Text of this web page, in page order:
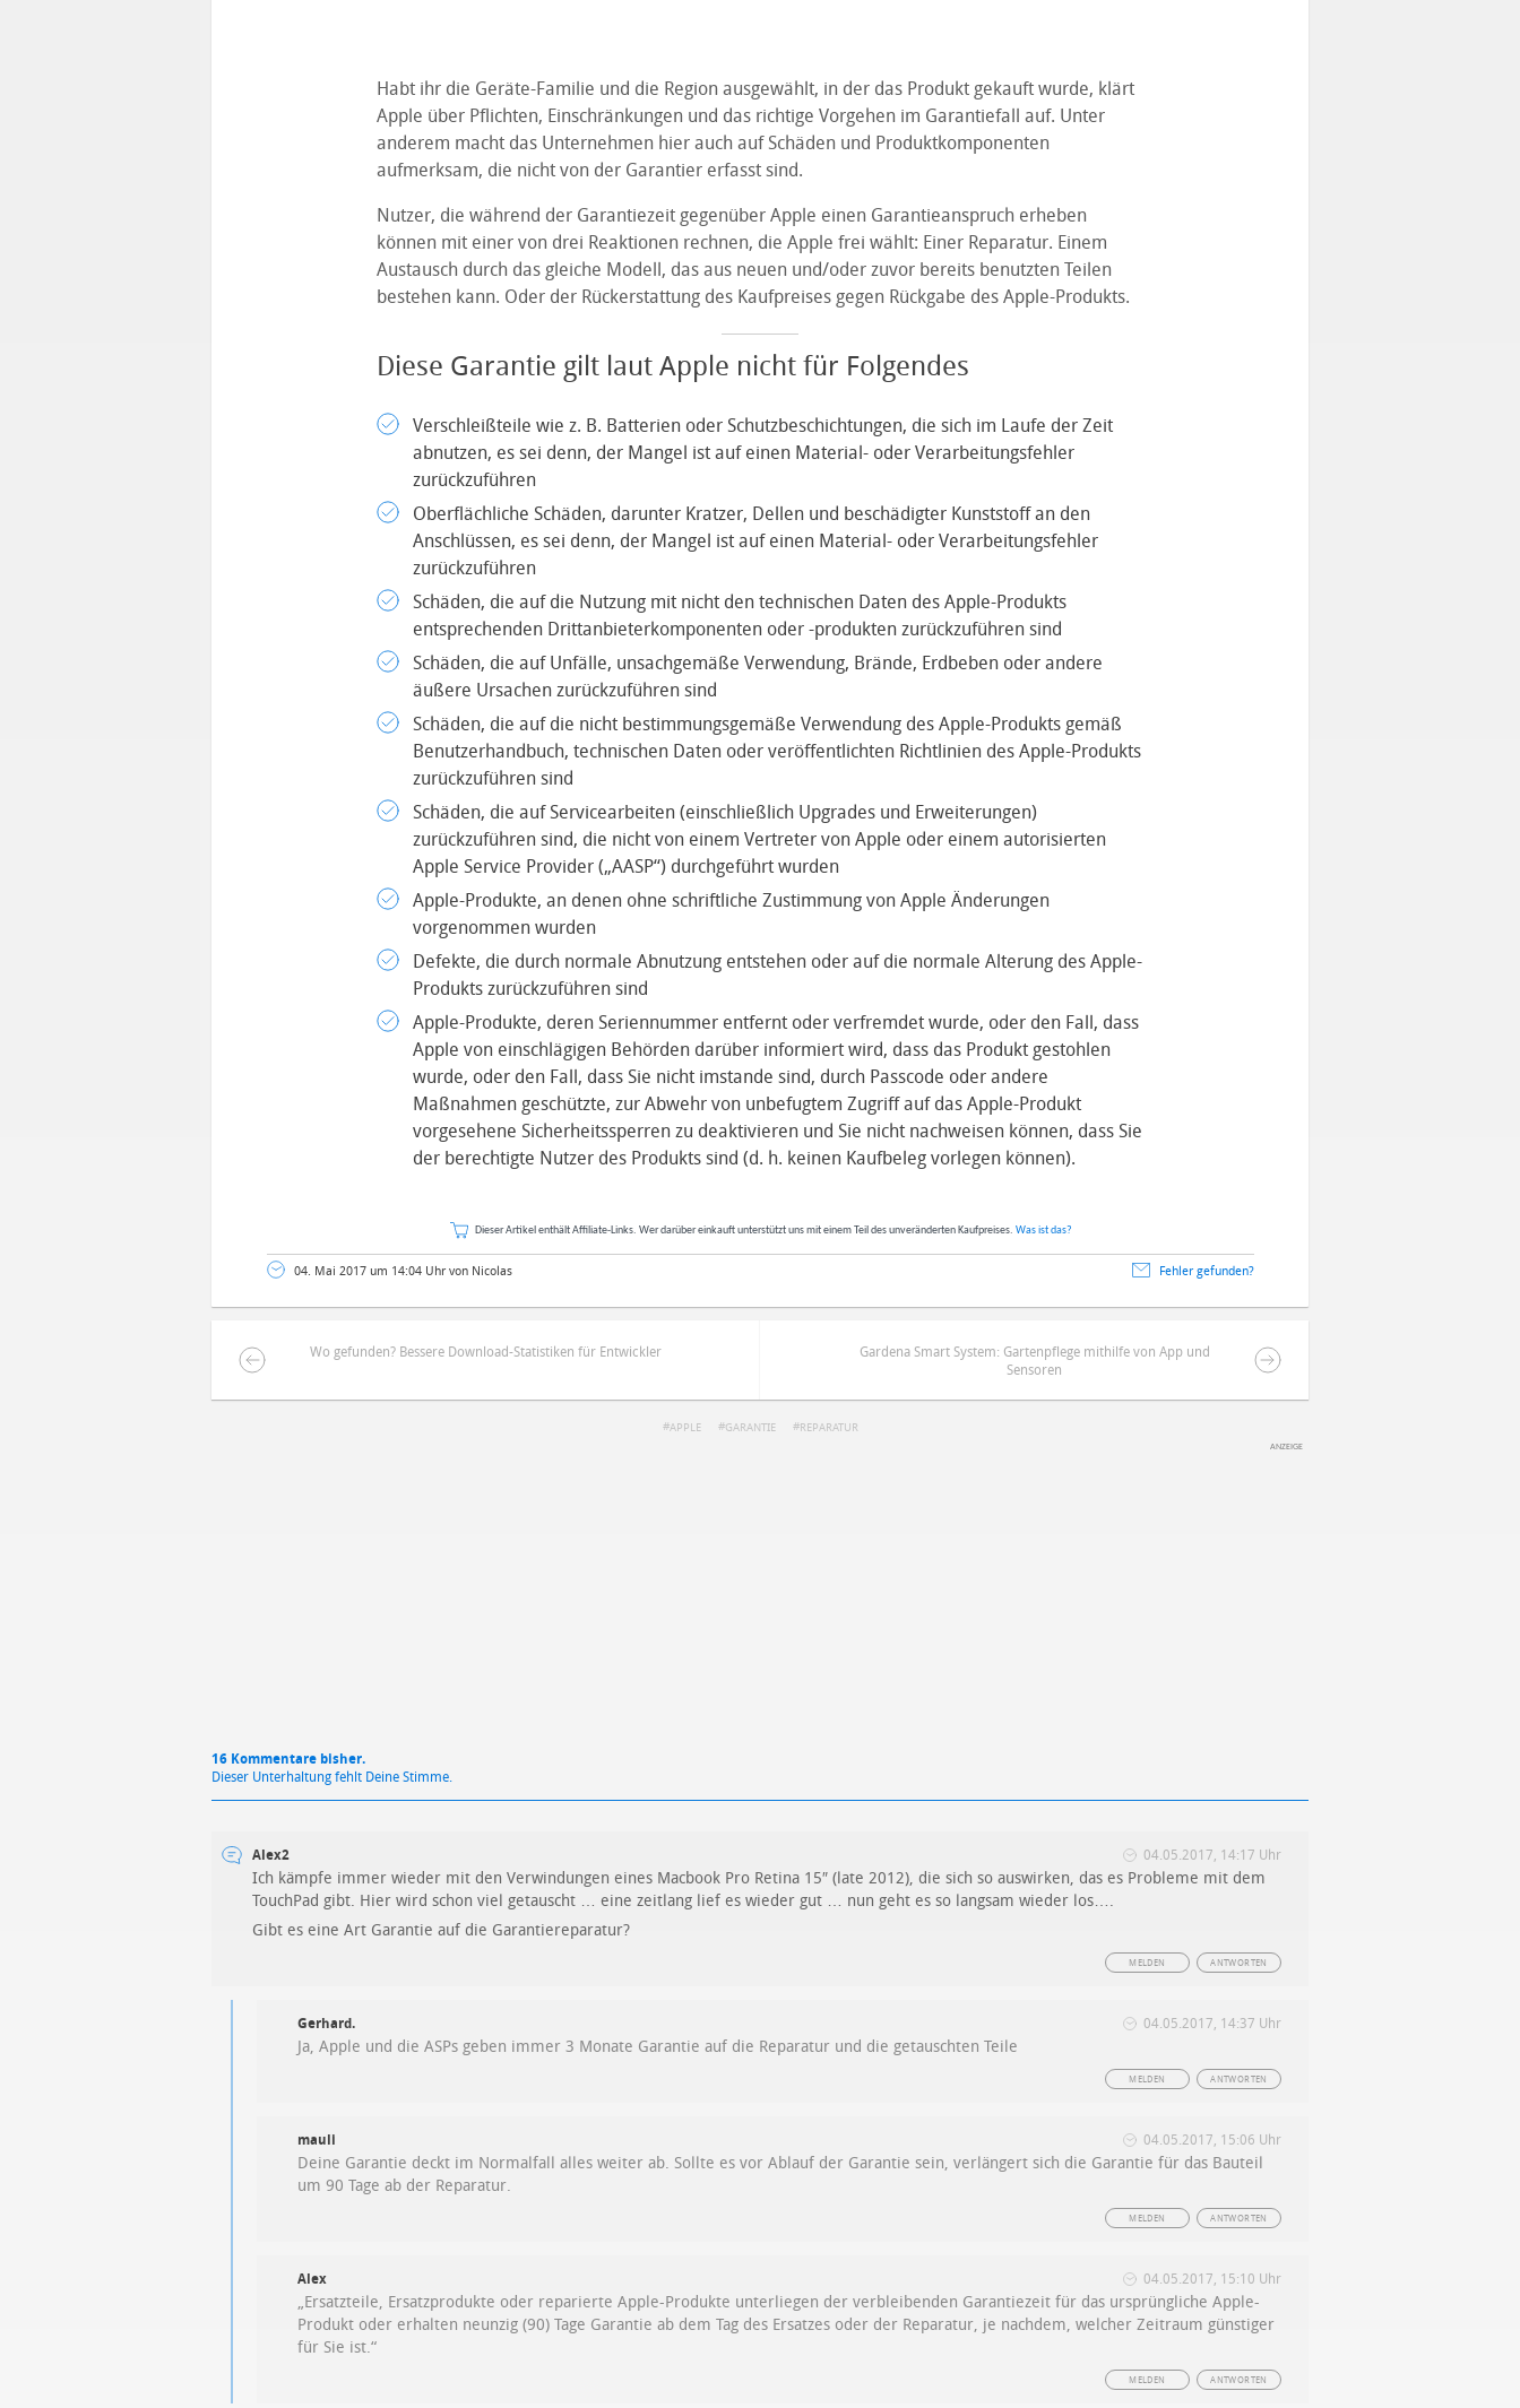
Habt ihr die Geräte-Familie und die Region ausgewählt, in der das Produkt gekauft wurde, klärt
Apple über Pflichten, Einschränkungen und das richtige Vorgehen im Garantiefall auf. Unter
anderem macht das Unternehmen hier auch auf Schäden und Produktkomponenten
aufmerksam, die nicht von der Garantier erfasst sind.
Nutzer, die während der Garantiezeit gegenüber Apple einen Garantieanspruch erheben
können mit einer von drei Reaktionen rechnen, die Apple frei wählt: Einer Reparatur. Einem
Austausch durch das gleiche Modell, das aus neuen und/oder zuvor bereits benutzten Teilen
bestehen kann. Oder der Rückerstattung des Kaufpreises gegen Rückgabe des Apple-Produkts.
Diese Garantie gilt laut Apple nicht für Folgendes
Verschleißteile wie z. B. Batterien oder Schutzbeschichtungen, die sich im Laufe der Zeit
abnutzen, es sei denn, der Mangel ist auf einen Material- oder Verarbeitungsfehler
zurückzuführen
Oberflächliche Schäden, darunter Kratzer, Dellen und beschädigter Kunststoff an den
Anschlüssen, es sei denn, der Mangel ist auf einen Material- oder Verarbeitungsfehler
zurückzuführen
Schäden, die auf die Nutzung mit nicht den technischen Daten des Apple-Produkts
entsprechenden Drittanbieterkomponenten oder -produkten zurückzuführen sind
Schäden, die auf Unfälle, unsachgemäße Verwendung, Brände, Erdbeben oder andere
äußere Ursachen zurückzuführen sind
Schäden, die auf die nicht bestimmungsgemäße Verwendung des Apple-Produkts gemäß
Benutzerhandbuch, technischen Daten oder veröffentlichten Richtlinien des Apple-Produkts
zurückzuführen sind
Schäden, die auf Servicearbeiten (einschließlich Upgrades und Erweiterungen)
zurückzuführen sind, die nicht von einem Vertreter von Apple oder einem autorisierten
Apple Service Provider („AASP“) durchgeführt wurden
Apple-Produkte, an denen ohne schriftliche Zustimmung von Apple Änderungen
vorgenommen wurden
Defekte, die durch normale Abnutzung entstehen oder auf die normale Alterung des Apple-
Produkts zurückzuführen sind
Apple-Produkte, deren Seriennummer entfernt oder verfremdet wurde, oder den Fall, dass
Apple von einschlägigen Behörden darüber informiert wird, dass das Produkt gestohlen
wurde, oder den Fall, dass Sie nicht imstande sind, durch Passcode oder andere
Maßnahmen geschützte, zur Abwehr von unbefugtem Zugriff auf das Apple-Produkt
vorgesehene Sicherheitssperren zu deaktivieren und Sie nicht nachweisen können, dass Sie
der berechtigte Nutzer des Produkts sind (d. h. keinen Kaufbeleg vorlegen können).
Dieser Artikel enthält Affiliate-Links. Wer darüber einkauft unterstützt uns mit einem Teil des unveränderten Kaufpreises. Was ist das?
04. Mai 2017 um 14:04 Uhr von Nicolas Fehler gefunden?
Wo gefunden? Bessere Download-Statistiken für Entwickler
Gardena Smart System: Gartenpflege mithilfe von App und
Sensoren
APPLE GARANTIE REPARATUR
16 Kommentare bisher.
Dieser Unterhaltung fehlt Deine Stimme.
Alex2 04.05.2017, 14:17 Uhr
Ich kämpfe immer wieder mit den Verwindungen eines Macbook Pro Retina 15″ (late 2012), die sich so auswirken, das es Probleme mit dem
TouchPad gibt. Hier wird schon viel getauscht … eine zeitlang lief es wieder gut … nun geht es so langsam wieder los….
Gibt es eine Art Garantie auf die Garantiereparatur?
ANTWORTEN
MELDEN
Gerhard. 04.05.2017, 14:37 Uhr
Ja, Apple und die ASPs geben immer 3 Monate Garantie auf die Reparatur und die getauschten Teile
ANTWORTEN
MELDEN
mauli 04.05.2017, 15:06 Uhr
Deine Garantie deckt im Normalfall alles weiter ab. Sollte es vor Ablauf der Garantie sein, verlängert sich die Garantie für das Bauteil
um 90 Tage ab der Reparatur.
ANTWORTEN
MELDEN
Alex 04.05.2017, 15:10 Uhr
„Ersatzteile, Ersatzprodukte oder reparierte Apple-Produkte unterliegen der verbleibenden Garantiezeit für das ursprüngliche Apple-
Produkt oder erhalten neunzig (90) Tage Garantie ab dem Tag des Ersatzes oder der Reparatur, je nachdem, welcher Zeitraum günstiger
für Sie ist.“
ANTWORTEN
MELDEN